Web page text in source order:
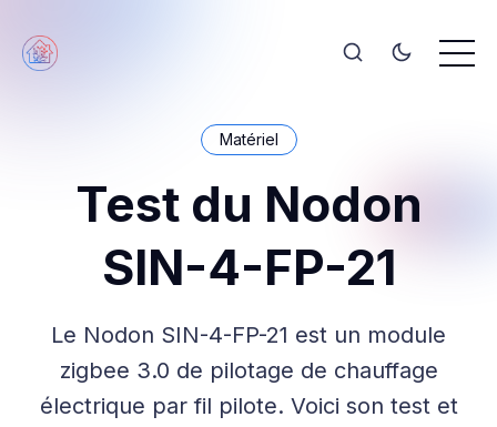
Matériel
Test du Nodon
SIN-4-FP-21
Le Nodon SIN-4-FP-21 est un module
zigbee 3.0 de pilotage de chauffage
électrique par fil pilote. Voici son test et